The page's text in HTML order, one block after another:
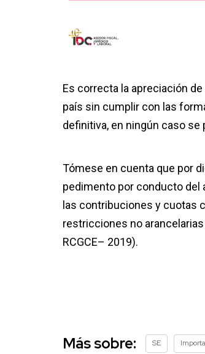
Es correcta la apreciación
país sin cumplir con las
definitiva, en ningún caso se
Tómese en cuenta que por
pedimento por conducto del
las contribuciones y cuotas
restricciones no
RCGCE– 2019).
Más sobre: SE